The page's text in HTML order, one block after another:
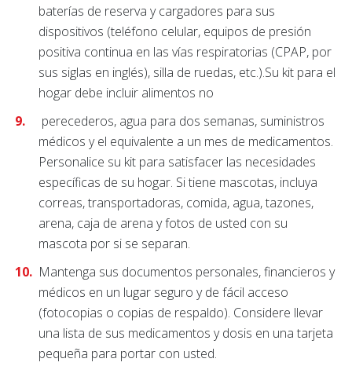
baterías de reserva y cargadores para sus
dispositivos (teléfono celular, equipos de presión
positiva continua en las vías respiratorias (CPAP, por
sus siglas en inglés), silla de ruedas, etc.).Su kit para el
hogar debe incluir alimentos no
perecederos, agua para dos semanas, suministros
médicos y el equivalente a un mes de medicamentos.
Personalice su kit para satisfacer las necesidades
específicas de su hogar. Si tiene mascotas, incluya
correas, transportadoras, comida, agua, tazones,
arena, caja de arena y fotos de usted con su
mascota por si se separan.
Mantenga sus documentos personales, financieros y
médicos en un lugar seguro y de fácil acceso
(fotocopias o copias de respaldo). Considere llevar
una lista de sus medicamentos y dosis en una tarjeta
pequeña para portar con usted.